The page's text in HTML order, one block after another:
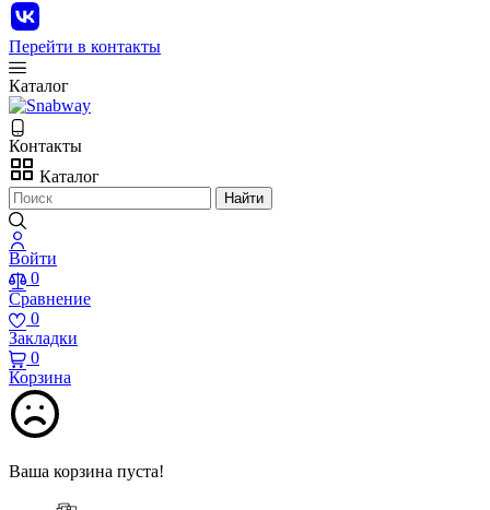
Перейти в контакты
Каталог
Контакты
Каталог
Найти
Войти
0
Сравнение
0
Закладки
0
Корзина
Ваша корзина пуста!